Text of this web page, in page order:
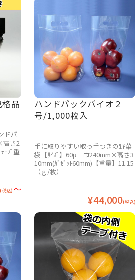
品
(税込) ～
ドパ
高さ2
ﾌﾟ重
ハンドパックバイオ２
号/1,000枚入
¥44,000(税込)
手に取りやすい取っ手つきの野菜
袋【ｻｲｽﾞ】60μ 巾240mm×高さ3
10mm(ｶﾞｾﾞｯﾄ60mm)【重量】11.15
（ｇ/枚）